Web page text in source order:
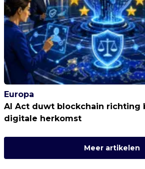
Europa
AI Act duwt blockchain richting
digitale herkomst
Meer artikelen